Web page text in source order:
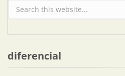
Formulario de búsqueda
diferencial